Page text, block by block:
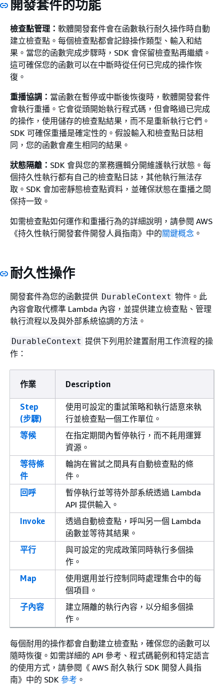
開發套件的功能
檢查點管理： 軟體開發套件會在函數執行耐久操作時自動
建立檢查點。每個檢查點都會記錄操作類型、輸入和結
果。當您的函數完成步驟時，SDK 會保留檢查點再繼續。
這可確保您的函數可以在中斷時從任何已完成的操作恢
復。
重播協調： 當函數在暫停或中斷後恢復時，軟體開發套件
會執行重播。它會從頭開始執行程式碼，但會略過已完成
的操作，使用儲存的檢查點結果，而不是重新執行它們。
SDK 可確保重播是確定性的。假設輸入和檢查點日誌相
同，您的函數會產生相同的結果。
狀態隔離： SDK 會與您的業務邏輯分開維護執行狀態。每
個持久性執行都有自己的檢查點日誌，其他執行無法存
取。SDK 會加密靜態檢查點資料，並確保狀態在重播之間
保持一致。
如需檢查點如何運作和重播行為的詳細說明，請參閱 AWS
《持久性執行開發套件開發人員指南》中的關鍵概念 。
耐久性操作
開發套件為您的函數提供 DurableContext 物件。此
內容會取代標準 Lambda 內容，並提供建立檢查點、管理
執行流程以及與外部系統協調的方法。
DurableContext 提供下列用於建置耐用工作流程的操
作：
作業 Description
Step
(步驟)
使用可設定的重試策略和執行語意來執
行並檢查點一個工作單位。
等候
在指定期間內暫停執行，而不耗用運算
資源。
等待條
件
輪詢在嘗試之間具有自動檢查點的條
件。
回呼
暫停執行並等待外部系統透過 Lambda
API 提供輸入。
Invoke
透過自動檢查點，呼叫另一個 Lambda
函數並等待其結果。
平行
與可設定的完成政策同時執行多個操
作。
Map
使用選用並行控制同時處理集合中的每
個項目。
子內容
建立隔離的執行內容，以分組多個操
作。
每個耐用的操作都會自動建立檢查點，確保您的函數可以
隨時恢復。如需詳細的 API 參考、程式碼範例和特定語言
的使用方式，請參閱《 AWS 耐久執行 SDK 開發人員指
南》中的 SDK 參考 。